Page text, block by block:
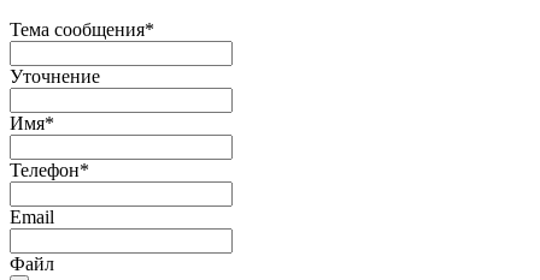
Тема сообщения*
Уточнение
Имя*
Телефон*
Email
Файл